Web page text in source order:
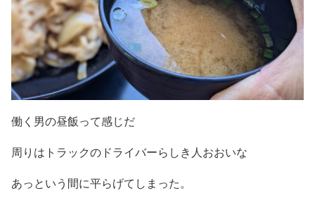
働く男の昼飯って感じだ
周りはトラックのドライバーらしき人おおいな
あっという間に平らげてしまった。